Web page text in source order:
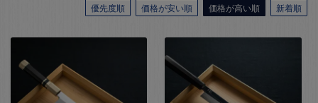
優先度順 価格が安い順 価格が高い順 新着順